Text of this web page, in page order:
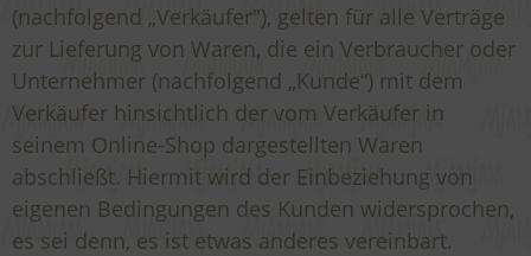
(nachfolgend „Verkäufer"), gelten für alle Verträge
zur Lieferung von Waren, die ein Verbraucher oder
Unternehmer (nachfolgend „Kunde“) mit dem
Verkäufer hinsichtlich der vom Verkäufer in
seinem Online-Shop dargestellten Waren
abschließt. Hiermit wird der Einbeziehung von
eigenen Bedingungen des Kunden widersprochen,
es sei denn, es ist etwas anderes vereinbart.